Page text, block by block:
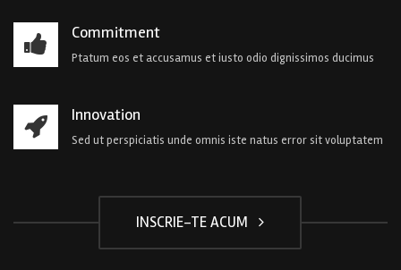
Commitment
Ptatum eos et accusamus et iusto odio dignissimos ducimus
Innovation
Sed ut perspiciatis unde omnis iste natus error sit voluptatem
INSCRIE-TE ACUM